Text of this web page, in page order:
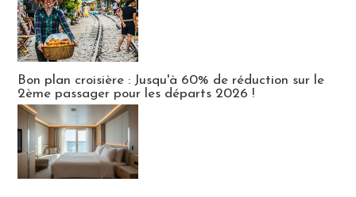
Bon plan croisière : Jusqu'à 60% de réduction sur le
2ème passager pour les départs 2026 !